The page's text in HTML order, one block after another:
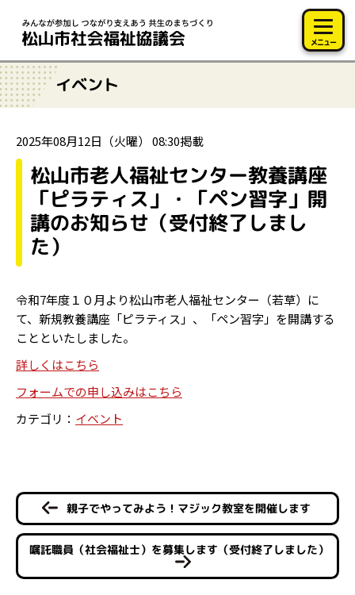
メニュー
イベント
2025年08月12日（火曜） 08:30掲載
松山市老人福祉センター教養講座
「ピラティス」・「ペン習字」開
講のお知らせ（受付終了しまし
た）
令和7年度１０月より松山市老人福祉センター（若草）に
て、新規教養講座「ピラティス」、「ペン習字」を開講する
ことといたしました。
詳しくはこちら
フォームでの申し込みはこちら
カテゴリ： イベント
親子でやってみよう！マジック教室を開催します
嘱託職員（社会福祉士）を募集します（受付終了しました）